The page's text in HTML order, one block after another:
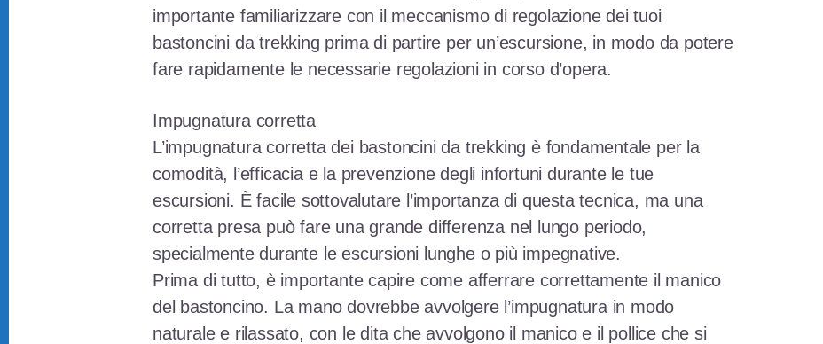
importante familiarizzare con il meccanismo di regolazione dei tuoi
bastoncini da trekking prima di partire per un’escursione, in modo da potere
fare rapidamente le necessarie regolazioni in corso d’opera.
Impugnatura corretta
L’impugnatura corretta dei bastoncini da trekking è fondamentale per la
comodità, l’efficacia e la prevenzione degli infortuni durante le tue
escursioni. È facile sottovalutare l’importanza di questa tecnica, ma una
corretta presa può fare una grande differenza nel lungo periodo,
specialmente durante le escursioni lunghe o più impegnative.
Prima di tutto, è importante capire come afferrare correttamente il manico
del bastoncino. La mano dovrebbe avvolgere l’impugnatura in modo
naturale e rilassato, con le dita che avvolgono il manico e il pollice che si